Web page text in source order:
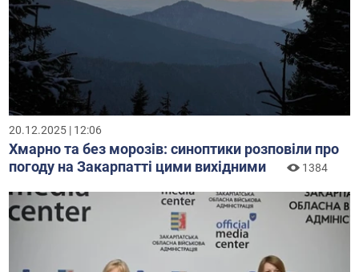
20.12.2025 | 12:06
Хмарно та без морозів: синоптики розповіли про
погоду на Закарпатті цими вихідними
1384